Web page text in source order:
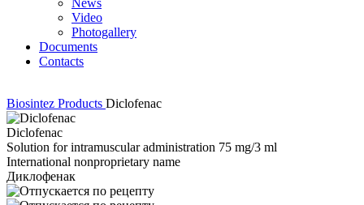
News
Video
Photogallery
Documents
Contacts
Biosintez Products Diclofenac
Diclofenac
Solution for intramuscular administration 75 mg/3 ml
International nonproprietary name
Диклофенак